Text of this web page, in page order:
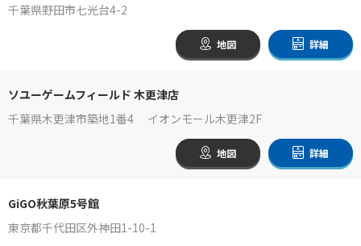
千葉県野田市七光台4-2
地図 詳細
ソユーゲームフィールド 木更津店
千葉県木更津市築地1番4 イオンモール木更津2F
地図 詳細
GiGO秋葉原5号館
東京都千代田区外神田1-10-1